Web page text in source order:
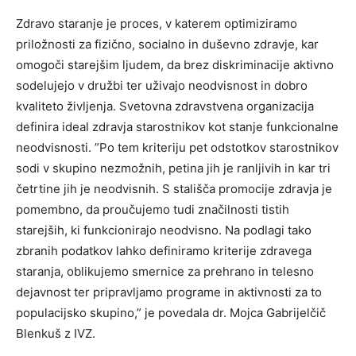
Zdravo staranje je proces, v katerem optimiziramo
priložnosti za fizično, socialno in duševno zdravje, kar
omogoči starejšim ljudem, da brez diskriminacije aktivno
sodelujejo v družbi ter uživajo neodvisnost in dobro
kvaliteto življenja. Svetovna zdravstvena organizacija
definira ideal zdravja starostnikov kot stanje funkcionalne
neodvisnosti. ”Po tem kriteriju pet odstotkov starostnikov
sodi v skupino nezmožnih, petina jih je ranljivih in kar tri
četrtine jih je neodvisnih. S stališča promocije zdravja je
pomembno, da proučujemo tudi značilnosti tistih
starejših, ki funkcionirajo neodvisno. Na podlagi tako
zbranih podatkov lahko definiramo kriterije zdravega
staranja, oblikujemo smernice za prehrano in telesno
dejavnost ter pripravljamo programe in aktivnosti za to
populacijsko skupino,” je povedala dr. Mojca Gabrijelčič
Blenkuš z IVZ.